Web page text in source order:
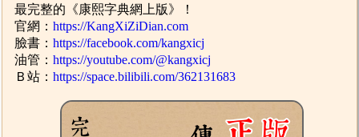
最完整的《康熙字典網上版》！
官網：https://KangXiZiDian.com
臉書：https://facebook.com/kangxicj
油管：https://youtube.com/@kangxicj
Ｂ站：https://space.bilibili.com/362131683